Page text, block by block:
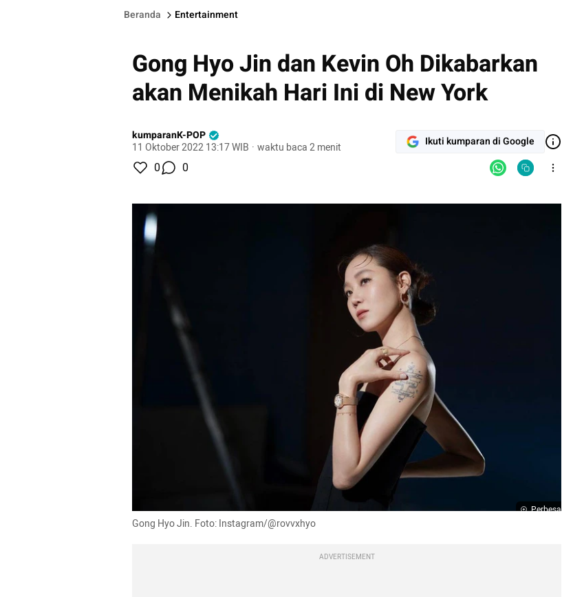
Beranda Entertainment
Gong Hyo Jin dan Kevin Oh Dikabarkan
akan Menikah Hari Ini di New York
kumparanK-POP
11 Oktober 2022 13:17 WIB · waktu baca 2 menit Ikuti kumparan di Google
0 0
Perbesar
Gong Hyo Jin. Foto: Instagram/@rovvxhyo
ADVERTISEMENT